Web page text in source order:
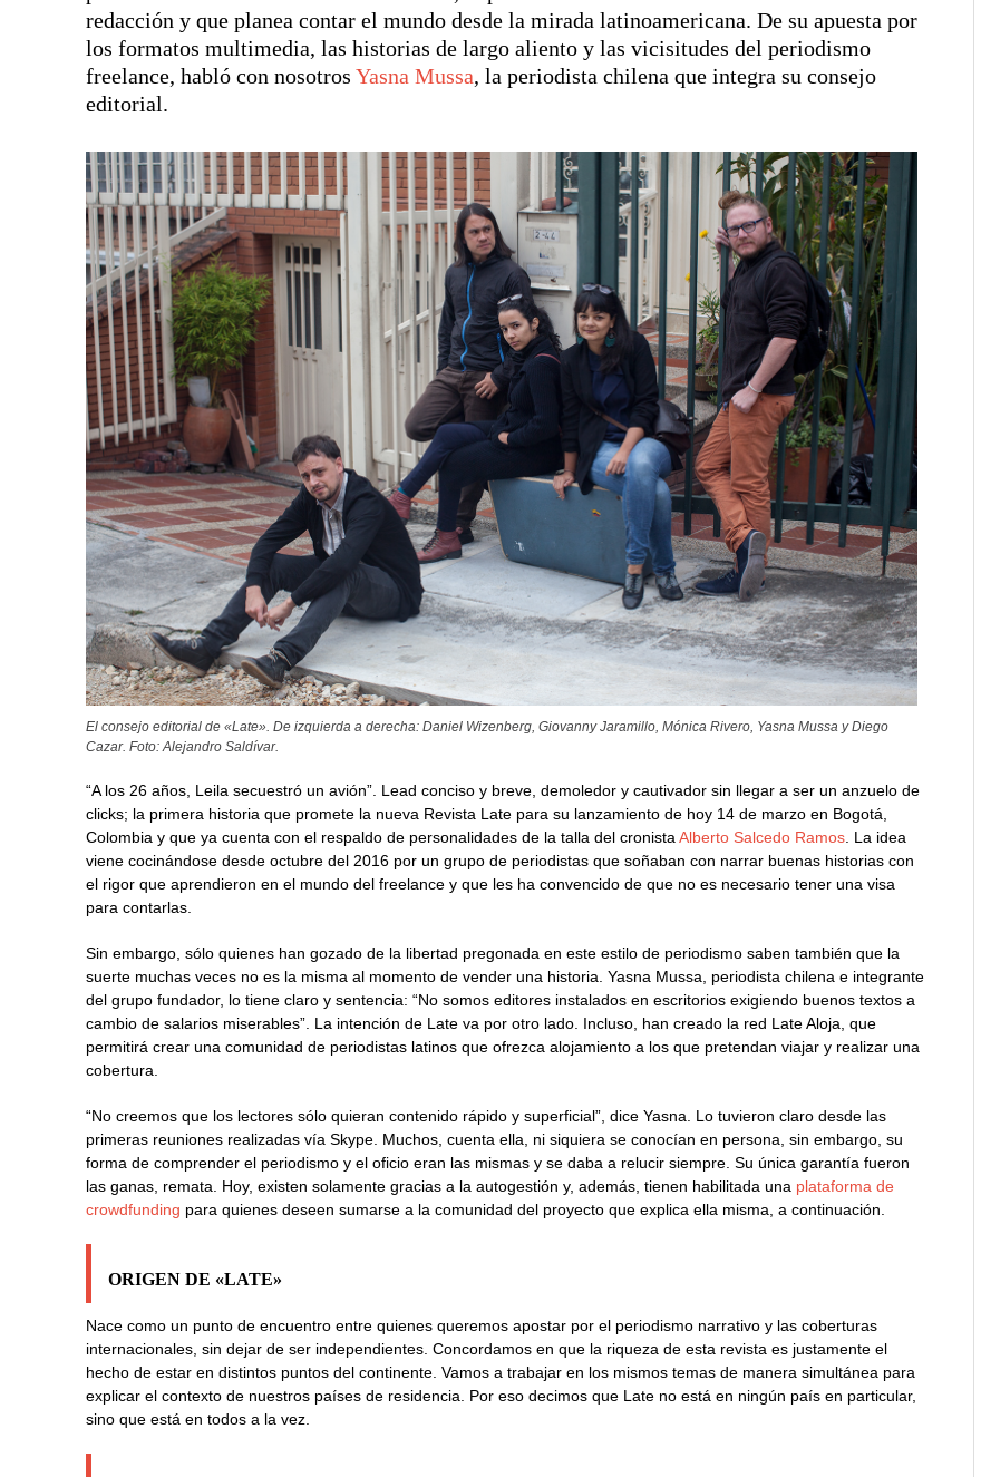
redacción y que planea contar el mundo desde la mirada latinoamericana. De su apuesta por
los formatos multimedia, las historias de largo aliento y las vicisitudes del periodismo
freelance, habló con nosotrosYasna Mussa, la periodista chilena que integra su consejo
editorial.
El consejo editorial de «Late». De izquierda a derecha: Daniel Wizenberg, Giovanny Jaramillo, Mónica Rivero, Yasna Mussa y Diego
Cazar. Foto: Alejandro Saldívar.
“A los 26 años, Leila secuestró un avión”. Lead conciso y breve, demoledor y cautivador sin llegar a ser un anzuelo de
clicks; la primera historia que promete la nueva Revista Late para su lanzamiento de hoy 14 de marzo en Bogotá,
Colombia y que ya cuenta con el respaldo de personalidades de la talla del cronistaAlberto Salcedo Ramos . La idea
viene cocinándose desde octubre del 2016 por un grupo de periodistas que soñaban con narrar buenas historias con
el rigor que aprendieron en el mundo del freelance y que les ha convencido de que no es necesario tener una visa
para contarlas.
Sin embargo, sólo quienes han gozado de la libertad pregonada en este estilo de periodismo saben también que la
suerte muchas veces no es la misma al momento de vender una historia. Yasna Mussa, periodista chilena e integrante
del grupo fundador, lo tiene claro y sentencia: “No somos editores instalados en escritorios exigiendo buenos textos a
cambio de salarios miserables”. La intención de Late va por otro lado. Incluso, han creado la red Late Aloja, que
permitirá crear una comunidad de periodistas latinos que ofrezca alojamiento a los que pretendan viajar y realizar una
cobertura.
“No creemos que los lectores sólo quieran contenido rápido y superficial”, dice Yasna. Lo tuvieron claro desde las
primeras reuniones realizadas vía Skype. Muchos, cuenta ella, ni siquiera se conocían en persona, sin embargo, su
forma de comprender el periodismo y el oficio eran las mismas y se daba a relucir siempre. Su única garantía fueron
las ganas, remata. Hoy, existen solamente gracias a la autogestión y, además, tienen habilitada una plataforma de
crowdfunding para quienes deseen sumarse a la comunidad del proyecto que explica ella misma, a continuación.
ORIGEN DE «LATE»
Nace como un punto de encuentro entre quienes queremos apostar por el periodismo narrativo y las coberturas
internacionales, sin dejar de ser independientes. Concordamos en que la riqueza de esta revista es justamente el
hecho de estar en distintos puntos del continente. Vamos a trabajar en los mismos temas de manera simultánea para
explicar el contexto de nuestros países de residencia. Por eso decimos que Late no está en ningún país en particular,
sino que está en todos a la vez.